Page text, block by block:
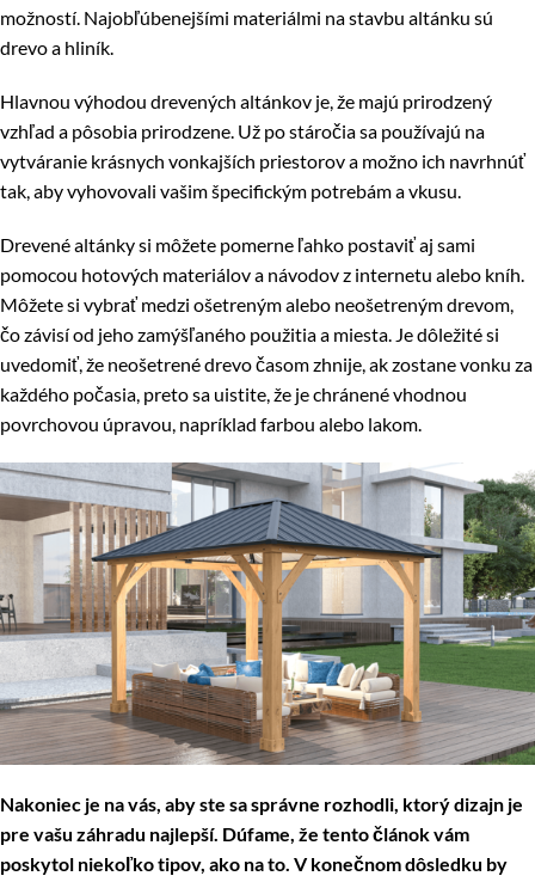
možností. Najobľúbenejšími materiálmi na stavbu altánku sú
drevo a hliník.
Hlavnou výhodou drevených altánkov je, že majú prirodzený
vzhľad a pôsobia prirodzene. Už po stáročia sa používajú na
vytváranie krásnych vonkajších priestorov a možno ich navrhnúť
tak, aby vyhovovali vašim špecifickým potrebám a vkusu.
Drevené altánky si môžete pomerne ľahko postaviť aj sami
pomocou hotových materiálov a návodov z internetu alebo kníh.
Môžete si vybrať medzi ošetreným alebo neošetreným drevom,
čo závisí od jeho zamýšľaného použitia a miesta. Je dôležité si
uvedomiť, že neošetrené drevo časom zhnije, ak zostane vonku za
každého počasia, preto sa uistite, že je chránené vhodnou
povrchovou úpravou, napríklad farbou alebo lakom.
Nakoniec je na vás, aby ste sa správne rozhodli, ktorý dizajn je
pre vašu záhradu najlepší. Dúfame, že tento článok vám
poskytol niekoľko tipov, ako na to. V konečnom dôsledku by